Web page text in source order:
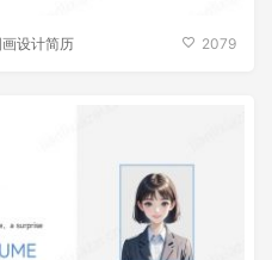
设计简历 2079